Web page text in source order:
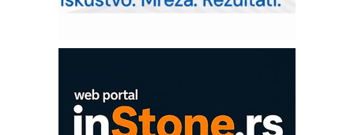
Od porodične kompanije do jednog od
EVOKS Maintenance Management
ROSA i SCHUNK podižu proizvodnju
na viši nivo